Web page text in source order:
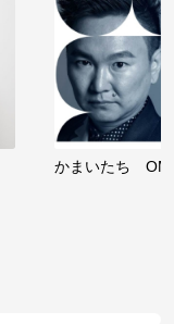
かまいたち